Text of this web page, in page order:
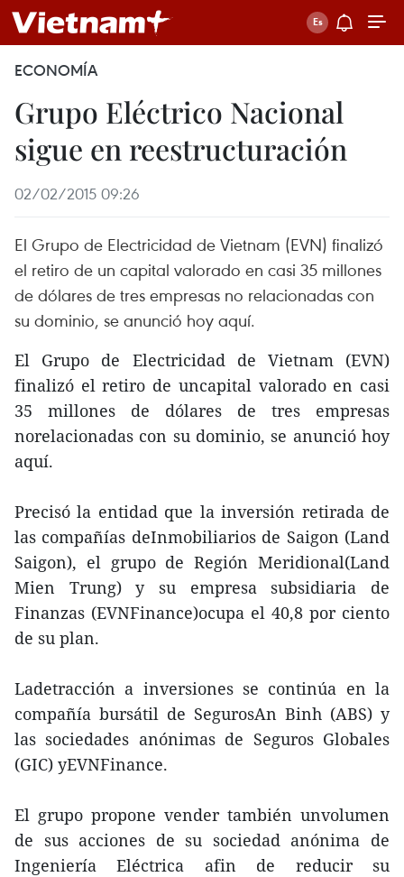
ECONOMÍA
Grupo Eléctrico Nacional
sigue en reestructuración
02/02/2015 09:26
El Grupo de Electricidad de Vietnam (EVN) finalizó
el retiro de un capital valorado en casi 35 millones
de dólares de tres empresas no relacionadas con
su dominio, se anunció hoy aquí.
El Grupo de Electricidad de Vietnam (EVN)
finalizó el retiro de uncapital valorado en casi
35 millones de dólares de tres empresas
norelacionadas con su dominio, se anunció hoy
aquí.
Precisó la entidad que la inversión retirada de
las compañías deInmobiliarios de Saigon (Land
Saigon), el grupo de Región Meridional(Land
Mien Trung) y su empresa subsidiaria de
Finanzas (EVNFinance)ocupa el 40,8 por ciento
de su plan.
Ladetracción a inversiones se continúa en la
compañía bursátil de SegurosAn Binh (ABS) y
las sociedades anónimas de Seguros Globales
(GIC) yEVNFinance.
El grupo propone vender también unvolumen
de sus acciones de su sociedad anónima de
Ingeniería Eléctrica afin de reducir su